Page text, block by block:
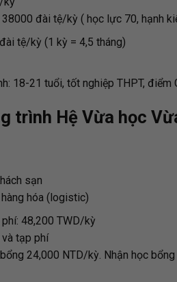
đài tệ/kỳ ( học lực 70, hạnh
tệ/kỳ (1 kỳ = 4,5 tháng)
18-21 tuổi, tốt nghiệp THPT, điểm
trình Hệ Vừa học
sạn
hóa (logistic)
phí: 48,200 TWD/kỳ
và tạp phí
24,000 NTD/kỳ. Nhận học